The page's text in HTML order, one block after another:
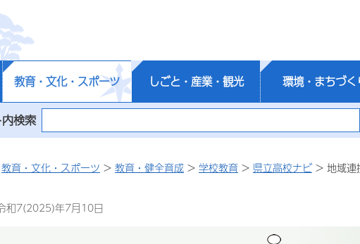
教育・文化・スポーツ しごと・産業・観光 環境・まちづく
検索
教育・文化・スポーツ > 教育・健全育成 > 学校教育 > 県立高校ナビ > 地域連
和7(2025)年7月10日